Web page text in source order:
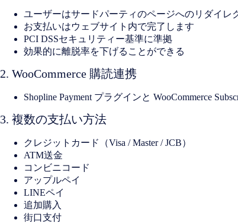
ユーザーはサードパーティのページへのリダイレ
お支払いはウェブサイト内で完了します
PCI DSSセキュリティー基準に準拠
効果的に離脱率を下げることができる
2. WooCommerce 購読連携
Shopline Payment プラグインと WooCommerce
3. 複数の支払い方法
クレジットカード（Visa / Master / JCB）
ATM送金
コンビニコード
アップルペイ
LINEペイ
追加購入
街口支付